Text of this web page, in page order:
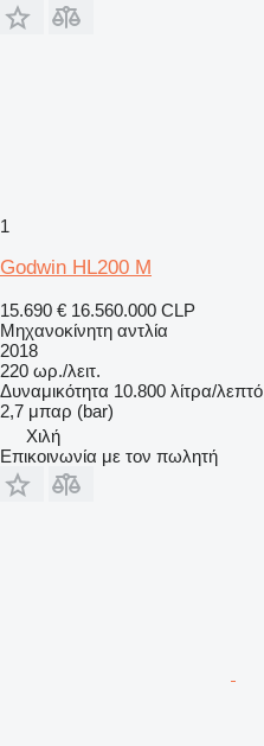
1
Godwin HL200 M
15.690 € 16.560.000 CLP
Μηχανοκίνητη αντλία
2018
220 ωρ./λειτ.
Δυναμικότητα 10.800 λίτρα/λεπτό
2,7 μπαρ (bar)
Χιλή
Επικοινωνία με τον πωλητή